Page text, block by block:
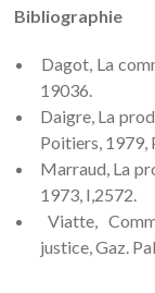
Bibliographie
Dagot, La
19036.
Daigre, La
Poitiers, 1979,
Marraud, La
1973, I,2572.
Viatte,
justice, Gaz.